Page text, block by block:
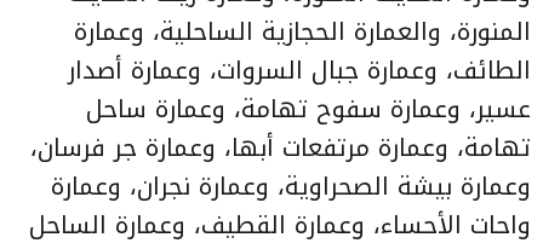
المنورة، والعمارة الحجازية الساحلية، وعمارة
الطائف، وعمارة جبال السروات، وعمارة أصدار
عسير، وعمارة سفوح تهامة، وعمارة ساحل
تهامة، وعمارة مرتفعات أبها، وعمارة جر فرسان،
وعمارة بيشة الصحراوية، وعمارة نجران، وعمارة
واحات الأحساء، وعمارة القطيف، وعمارة الساحل